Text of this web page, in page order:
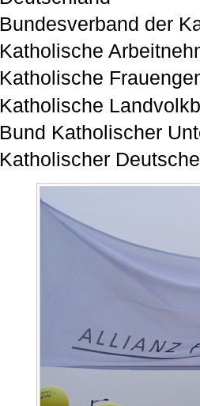
Bundesverband der
Katholische
Katholische
Katholische
Bund Katholischer
Katholischer